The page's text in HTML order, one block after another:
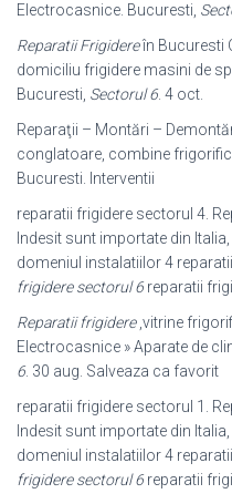
Electrocasnice. Bucuresti,
Reparatii Frigidereîn Bucuresti
domiciliu frigidere masini de
Bucuresti, Sectorul 6. 4 oct.
Reparaţii – Montări –
conglatoare, combine
Bucuresti. Interventii
reparatii frigidere sectorul 4.
Indesit sunt importate din
domeniul instalatiilor 4
frigidere sectorul 6reparatii
Reparatii frigidere,vitrine
Electrocasnice » Aparate de
6. 30 aug. Salveaza ca favorit
reparatii frigidere sectorul 1.
Indesit sunt importate din
domeniul instalatiilor 4
frigidere sectorul 6reparatii